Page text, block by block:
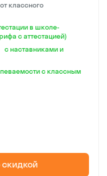
классного
в школе-
с аттестацией)
наставниками и
с классным